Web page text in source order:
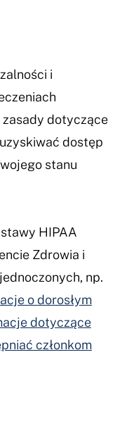
i
dotyczące
dostęp
stanu
HIPAA
Zdrowia i
np.
o dorosłym
dotyczące
członkom